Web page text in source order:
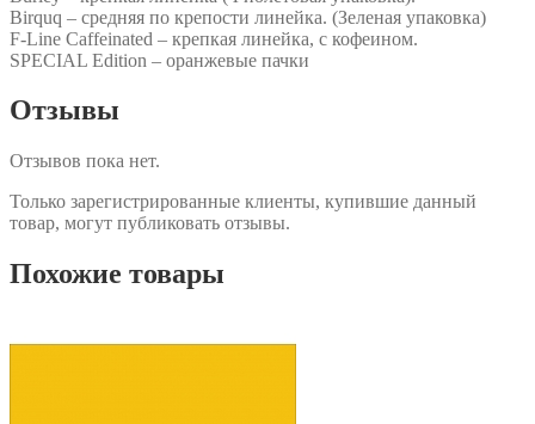
Birquq – средняя по крепости линейка. (Зеленая упаковка)
F-Line Caffeinated – крепкая линейка, с кофеином.
SPECIAL Edition – оранжевые пачки
Отзывы
Отзывов пока нет.
Только зарегистрированные клиенты, купившие данный
товар, могут публиковать отзывы.
Похожие товары